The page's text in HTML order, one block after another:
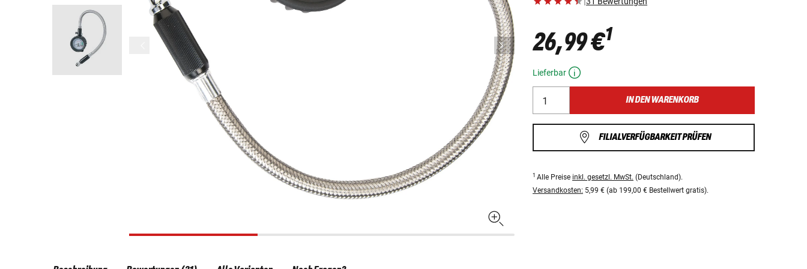
26,99 €1
Lieferbar
IN DEN WARENKORB
FILIALVERFÜGBARKEIT PRÜFEN
1 Alle Preise inkl. gesetzl. MwSt. (Deutschland).
Versandkosten: 5,99 € (ab 199,00 € Bestellwert gratis).